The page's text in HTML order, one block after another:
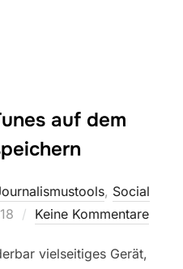
auf dem
, Social
Keine Kommentare
vielseitiges Gerät,